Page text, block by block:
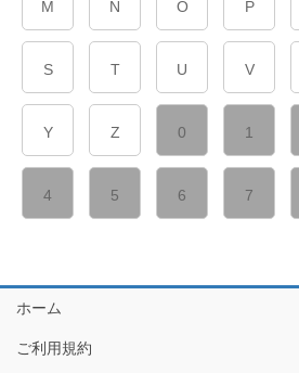
M N O P
S T U V
Y Z 0 1
4 5 6 7
ホーム
ご利用規約